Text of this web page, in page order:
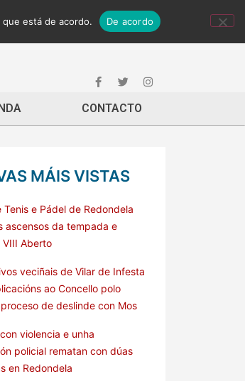
CONTACTO
MÁIS VISTAS
Tenis e Pádel de Redondela
ascensos da tempada e
Aberto
veciñais de Vilar de Infesta
ao Concello polo
de deslinde con Mos
violencia e unha
policial rematan con dúas
en Redondela
está de acordo. De acordo